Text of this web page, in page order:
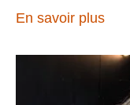
En savoir plus